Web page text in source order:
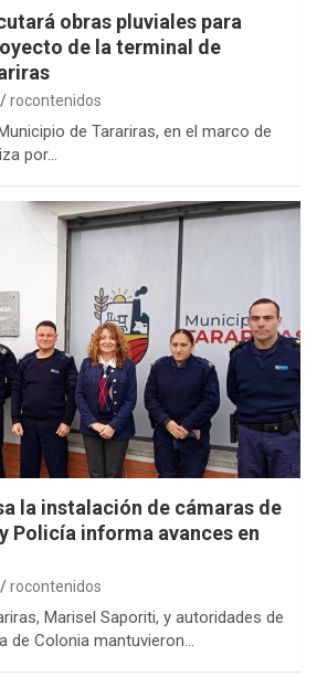
obras pluviales para
de la terminal de
rocontenidos
de Tarariras, en el marco de
por…
la instalación de cámaras de
Policía informa avances en
rocontenidos
Marisel Saporiti, y autoridades de
de Colonia mantuvieron…